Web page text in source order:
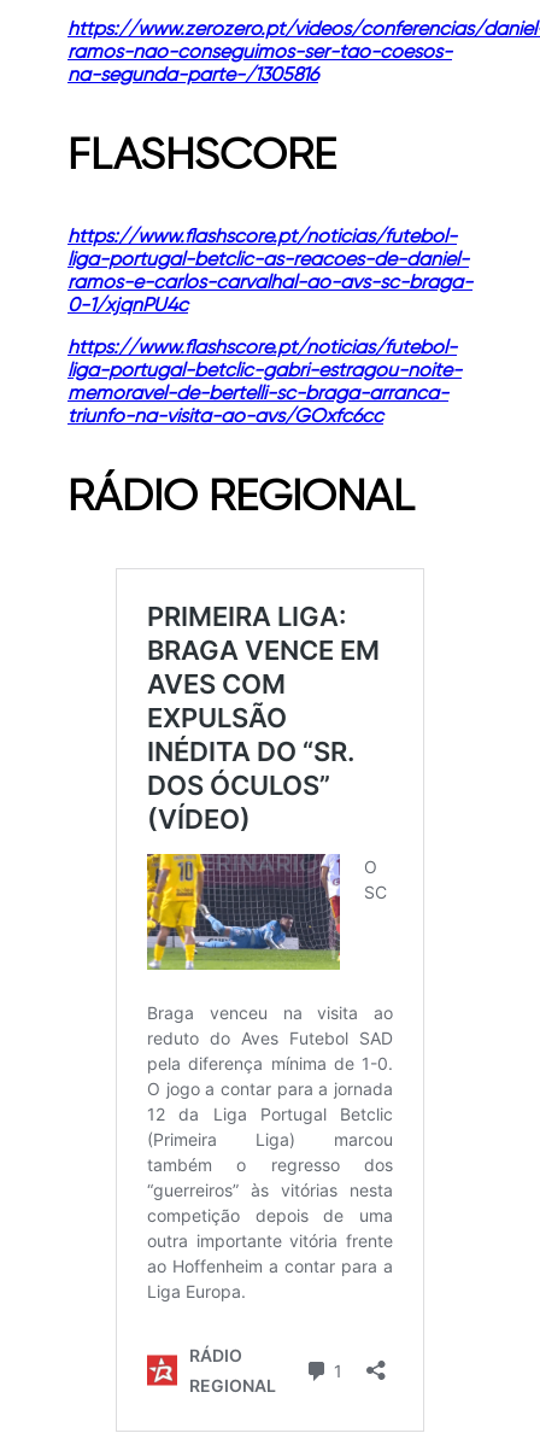
https://www.zerozero.pt/videos/conferencias/
ramos-nao-conseguimos-ser-tao-coesos-
na-segunda-parte-/1305816
FLASHSCORE
https://www.flashscore.pt/noticias/futebol-
liga-portugal-betclic-as-reacoes-de-daniel-
ramos-e-carlos-carvalhal-ao-avs-sc-braga-
0-1/xjqnPU4c
https://www.flashscore.pt/noticias/futebol-
liga-portugal-betclic-gabri-estragou-noite-
memoravel-de-bertelli-sc-braga-arranca-
triunfo-na-visita-ao-avs/GOxfc6cc
RÁDIO REGIONAL